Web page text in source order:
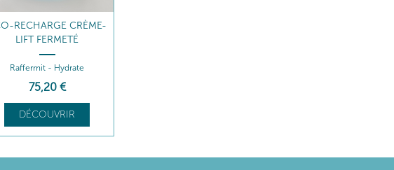
RECHARGE CRÈME-
LIFT FERMETÉ
Raffermit - Hydrate
75,20 €
DÉCOUVRIR